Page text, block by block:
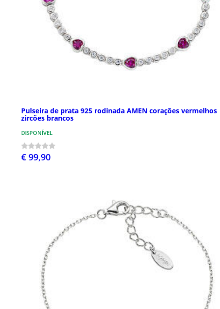
Pulseira de prata 925 rodinada AMEN corações vermelhos
zircões brancos
DISPONÍVEL
€ 99,90